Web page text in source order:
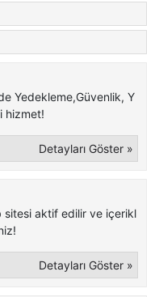
Yedekleme,Güvenlik, Y
hizmet!
Detayları Göster »
sitesi aktif edilir ve içerikl
Detayları Göster »